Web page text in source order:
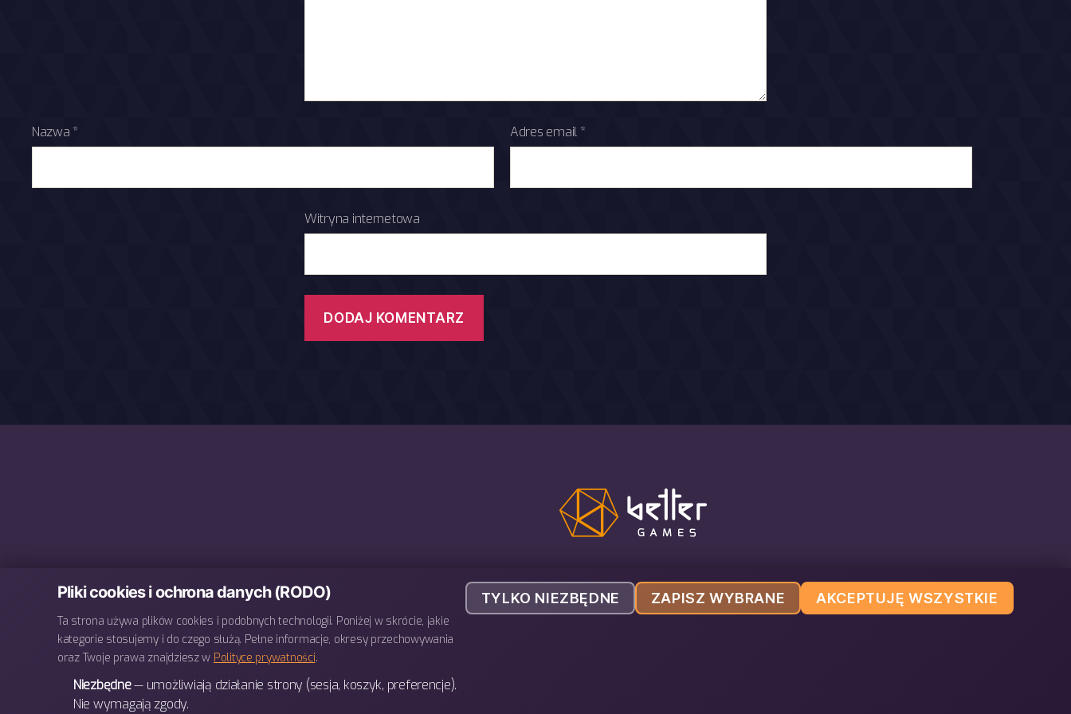
Nazwa * Adres email *
Witryna internetowa
telefon: 793 443 666
e-mail: biuro@bettergames.pl
Pliki cookies i ochrona danych (RODO)
Ta strona używa plików cookies i podobnych technologii. Poniżej w skrócie, jakie
kategorie stosujemy i do czego służą. Pełne informacje, okresy przechowywania
oraz Twoje prawa znajdziesz w Polityce prywatności.
Niezbędne— umożliwiają działanie strony (sesja, koszyk, preferencje).
Nie wymagają zgody.
TYLKO NIEZBĘDNE ZAPISZ WYBRANE AKCEPTUJĘ WSZYSTKIE